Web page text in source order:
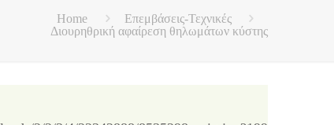
Home
Επεμβάσεις-Τεχνικές
Διουρηθρική αφαίρεση θηλωμάτων κύστης